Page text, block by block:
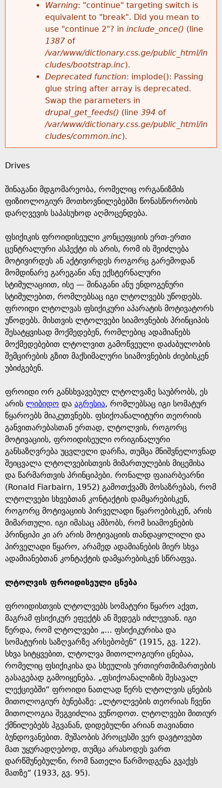
g
Warning: "continue" targeting switch is
equivalent to "break". Did you mean to
use "continue 2"? in include_once() (line
1387 of
/var/www/dictionary.css.ge/public_html/in
cludes/bootstrap.inc).
Deprecated function: implode(): Passing
glue string after array is deprecated.
Swap the parameters in
drupal_get_feeds() (line 394 of
/var/www/dictionary.css.ge/public_html/in
cludes/common.inc).
Drives
შინაგანი მდგომარეობა, რომელიც ორგანიზმის
ფიზიოლოგიურ მოთხოვნილებებში წონასწორობის
დარღვევის საპასუხოდ აღმოცენდება.
ფსიქიკის ფროიდისეული კონცეფციის ერთ-ერთი
ცენტრალური ასპექტი ის არის, რომ ის შეიძლება
მოტივირდეს ან აქტივირდეს როგორც გარემოდან
მომდინარე გარეგანი ანუ ექსტერნალური
სტიმულაციით, ისე — შინაგანი ანუ ენდოგენური
სტიმულებით, რომლებსაც იგი ლტოლვებს უწოდებს.
ფროიდი ლტოლვას ფსიქიკური აპარატის მოტივატორს
უწოდებს. მისთვის ლტოლვები სიამოვნების პრინციპის
შესატყვისად მოქმედებენ, რომლებიც ადამიანებს
მოქმედებებით ლტოლვით გამოწვეული დაძაბულობის
შემცირების გზით მაქსიმალური სიამოვნების ძიებისკენ
უბიძგებენ.
ფროიდი ორ განსხვავებულ ლტოლვაზე საუბრობს, ეს
არის ლიბიდო და აგრესია, რომლებსაც იგი სომატურ
წყაროებს მიაკუთვნებს. ფსიქოანალიტური თეორიის
განვითარებასთან ერთად, ლტოლვის, როგორც
მოტივაციის, ფროიდისეული ორიგინალური
განსაზღვრება უცვლელი დარჩა, თუმცა მნიშვნელოვნად
შეიცვალა ლტოლვებისთვის მიმართულების მიცემისა
და წარმართვის პრინციპები. რონალდ ფაიარბეარნი
(Ronald Fiarbairn, 1952) გამოთქვამს მოსაზრებას, რომ
ლტოლვები სხვებთან კონტაქტის დამყარებისკენ,
როგორც მოტივაციის პირველადი წყაროებისკენ, არის
მიმართული. იგი იმასაც ამბობს, რომ სიამოვნების
პრინციპი კი არ არის მოტივაციის თანდაყოლილი და
პირველადი წყარო, არამედ ადამიანების მიერ სხვა
ადამიანებთან კონტაქტის დამყარებისკენ სწრაფვა.
ლტოლვის ფროიდისეული ცნება
ფროიდისთვის ლტოლვებს სომატური წყარო აქვთ,
მაგრამ ფსიქიკურ ეფექტს ან შედეგს იძლევიან. იგი
წერდა, რომ ლტოლვები „... ფსიქიკურისა და
სომატურის საზღვარზე არსებობენ“ (1915, გვ. 122).
სხვა სიტყვებით, ლტოლვა მითოლოგიური ცნებაა,
რომელიც ფსიქიკისა და სხეულის ურთიერთმიმართების
გასაგებად გამოიყენება. „ფსიქოანალიზის შესავალ
ლექციებში“ ფროიდი ნათლად წერს ლტოლვის ცნების
მითოლოგიურ ბუნებაზე: „ლტოლვების თეორიას ჩვენი
მითოლოგია შეგვიძლია ვუწოდოთ. ლტოლვები მითიურ
ქმნილებებს ჰგვანან, დიდებულნი არიან თავიანთი
ბუნდოვანებით. მუშაობის პროცესში ვერ დავტოვებთ
მათ უყურადღებოდ, თუმცა არასოდეს ვართ
დარწმუნებულნი, რომ ნათელი წარმოდგენა გვაქვს
მათზე“ (1933, გვ. 95).